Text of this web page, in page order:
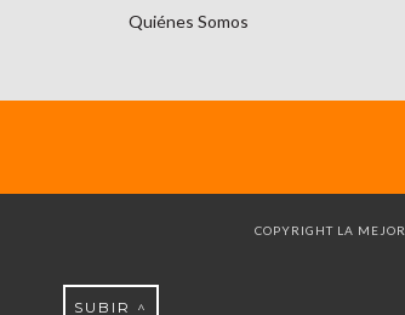
Quiénes Somos
COPYRIGHT LA
SUBIR ^